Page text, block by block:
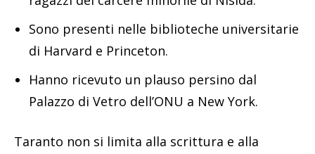
Sono presenti nelle biblioteche universitarie
di Harvard e Princeton.
Hanno ricevuto un plauso persino dal
Palazzo di Vetro dell’ONU a New York.
Taranto non si limita alla scrittura e alla